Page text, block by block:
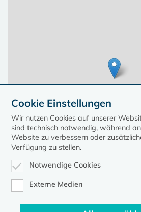
Cookie Einstellungen
Wir nutzen Cookies auf unserer
sind technisch notwendig, während
Website zu verbessern oder
Verfügung zu stellen.
Notwendige Cookies
Externe Medien